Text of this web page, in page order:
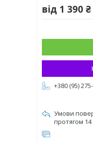
від 1 390 ₴
+380 (95)
протягом 14